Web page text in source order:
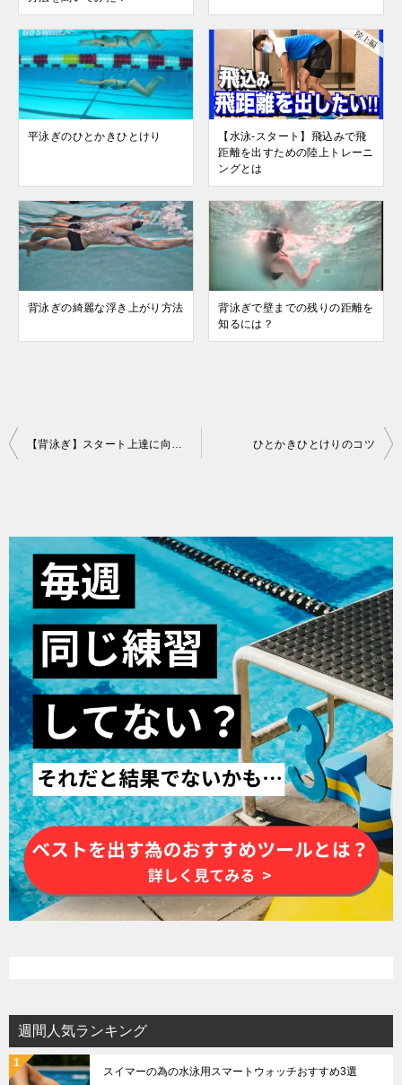
平泳ぎのひとかきひとけり
【水泳-スタート】飛込みで飛
距離を出すための陸上トレーニ
ングとは
背泳ぎの綺麗な浮き上がり方法
背泳ぎで壁までの残りの距離を
知るには？
投
ゲ
ー
シ
ョ
ン
ひとかきひとけりのコツ
週間人気ランキング
スイマーの為の水泳用スマートウォッチおすすめ3選